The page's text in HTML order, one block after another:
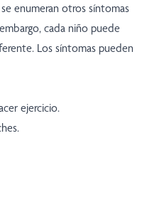
enumeran otros síntomas
cada niño puede
Los síntomas pueden
ejercicio.